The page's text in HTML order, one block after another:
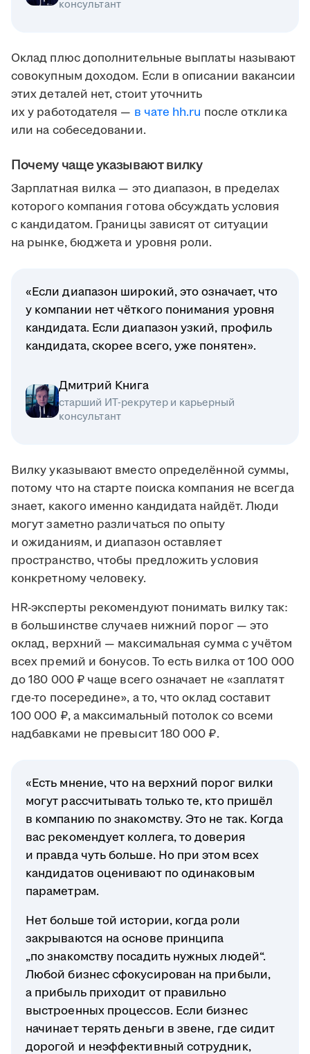
консультант
Оклад плюс дополнительные выплаты называют
совокупным доходом. Если в описании вакансии
этих деталей нет, стоит уточнить
их у работодателя — в чате hh.ru после отклика
или на собеседовании.
Почему чаще указывают вилку
Зарплатная вилка — это диапазон, в пределах
которого компания готова обсуждать условия
с кандидатом. Границы зависят от ситуации
на рынке, бюджета и уровня роли.
«Если диапазон широкий, это означает, что
у компании нет чёткого понимания уровня
кандидата. Если диапазон узкий, профиль
кандидата, скорее всего, уже понятен».
Дмитрий Книга
старший ИТ-рекрутер и карьерный
консультант
Вилку указывают вместо определённой суммы,
потому что на старте поиска компания не всегда
знает, какого именно кандидата найдёт. Люди
могут заметно различаться по опыту
и ожиданиям, и диапазон оставляет
пространство, чтобы предложить условия
конкретному человеку.
HR-эксперты рекомендуют понимать вилку так:
в большинстве случаев нижний порог — это
оклад, верхний — максимальная сумма с учётом
всех премий и бонусов. То есть вилка от 100 000
до 180 000 ₽ чаще всего означает не «заплатят
где-то посередине», а то, что оклад составит
100 000 ₽, а максимальный потолок со всеми
надбавками не превысит 180 000 ₽.
«Есть мнение, что на верхний порог вилки
могут рассчитывать только те, кто пришёл
в компанию по знакомству. Это не так. Когда
вас рекомендует коллега, то доверия
и правда чуть больше. Но при этом всех
кандидатов оценивают по одинаковым
параметрам.
Нет больше той истории, когда роли
закрываются на основе принципа
„по знакомству посадить нужных людей“.
Любой бизнес сфокусирован на прибыли,
а прибыль приходит от правильно
выстроенных процессов. Если бизнес
начинает терять деньги в звене, где сидит
дорогой и неэффективный сотрудник,